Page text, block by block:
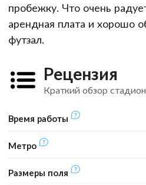
пробежку. Что очень
арендная плата и хорошо
футзал.
Рецензия
Краткий обзор
Время работы
Метро
Размеры поля